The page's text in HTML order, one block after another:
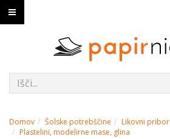
Domov Šolske potrebščine
Likovni pribor
Plastelini, modelirne mase, glina